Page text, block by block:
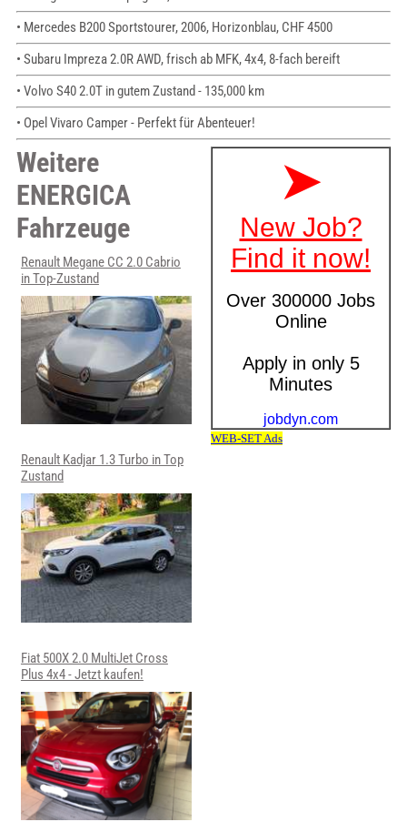
• Mercedes B200 Sportstourer, 2006, Horizonblau, CHF 4500
• Subaru Impreza 2.0R AWD, frisch ab MFK, 4x4, 8-fach bereift
• Volvo S40 2.0T in gutem Zustand - 135,000 km
• Opel Vivaro Camper - Perfekt für Abenteuer!
Weitere
ENERGICA
Fahrzeuge
Renault Megane CC 2.0 Cabrio
in Top-Zustand
Renault Kadjar 1.3 Turbo in Top
Zustand
Fiat 500X 2.0 MultiJet Cross
Plus 4x4 - Jetzt kaufen!